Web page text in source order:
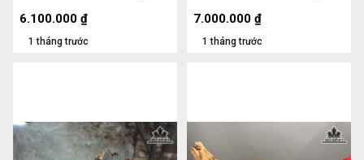
1 tháng trước
6.100.000 ₫
1 tháng trước
7.000.000 ₫